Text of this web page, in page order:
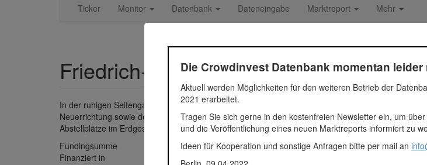
Ticker Monitor Datenbank Dateneingabe Marktreport Mehr
Friedrich-Lehr-Staße 2
In der ruhigen Seitengasse zur Friedrich-Schiller-Straße im Ortszentrum von Mödling entsteht
Neuerrichtung sowie der Altbauaufstockung 32 Wohnungen auf einer Wohnnutzfläche von 2.200
Abstellplätze im Erdgeschoss des Neubaus. Dieses Projekt wurde bereits gesamt an einen
Fundingsumme
800.000 Euro
Finanziert in
Die Crowdinvest Datenbank momentan
Aktuell werden Möglichkeiten für den weiteren Betrieb der
2021 erarbeitet.
Tragen Sie sich gerne in den kostenfreien Newsletter ein, um
und die Veröffentlichung eines neuen Marktreports informiert zu
Ideen für Kooperation und sonstige Anfragen bitte per mail an